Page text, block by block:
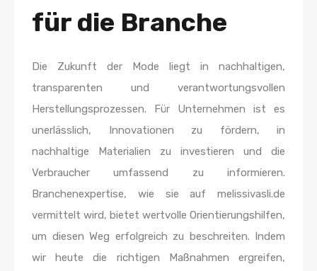
für die Branche
Die Zukunft der Mode liegt in nachhaltigen,
transparenten und verantwortungsvollen
Herstellungsprozessen. Für Unternehmen ist es
unerlässlich, Innovationen zu fördern, in
nachhaltige Materialien zu investieren und die
Verbraucher umfassend zu informieren.
Branchenexpertise, wie sie auf melissivasli.de
vermittelt wird, bietet wertvolle Orientierungshilfen,
um diesen Weg erfolgreich zu beschreiten. Indem
wir heute die richtigen Maßnahmen ergreifen,